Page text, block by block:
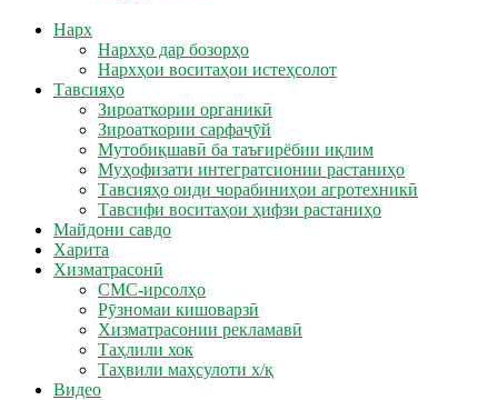
Нарх
Нархҳо дар бозорҳо
Нархҳои воситаҳои истеҳсолот
Тавсияҳо
Зироаткории органикӣ
Зироаткории сарфаҷӯй
Мутобиқшавӣ ба таъғирёбии иқлим
Муҳофизати интегратсионии растаниҳо
Тавсияҳо оиди чорабиниҳои агротехникӣ
Тавсифи воситаҳои ҳифзи растаниҳо
Майдони савдо
Харита
Хизматрасонӣ
СМС-ирсолҳо
Рӯзномаи кишоварзӣ
Хизматрасонии рекламавӣ
Таҳлили хок
Таҳвили маҳсулоти х/қ
Видео